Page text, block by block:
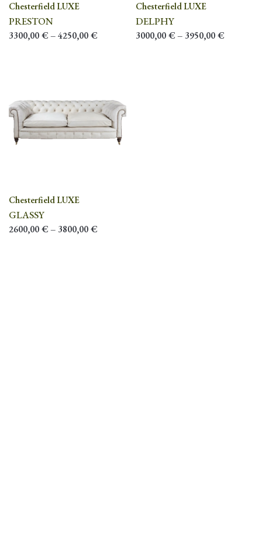
Chesterfield LUXE
PRESTON
3300,00€–4250,00€
Chesterfield LUXE
DELPHY
3000,00€– 3950,00€
Chesterfield LUXE
GLASSY
2600,00€– 3800,00€